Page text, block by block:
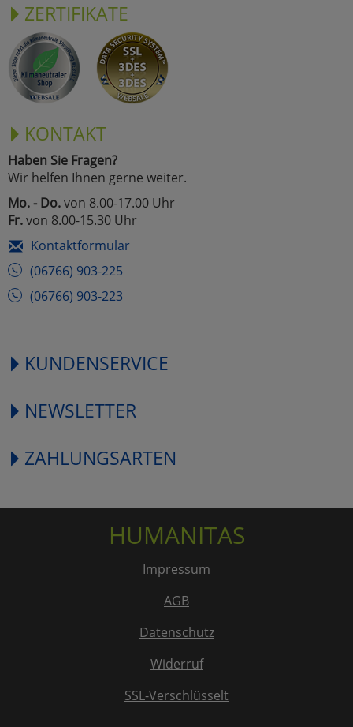
ZERTIFIKATE
KONTAKT
Haben Sie Fragen?
Wir helfen Ihnen gerne weiter.
Mo. - Do.von 8.00-17.00 Uhr
Fr.von 8.00-15.30 Uhr
Kontaktformular
(06766) 903-225
(06766) 903-223
KUNDENSERVICE
NEWSLETTER
ZAHLUNGSARTEN
HUMANITAS
Impressum
AGB
Datenschutz
Widerruf
SSL-Verschlüsselt